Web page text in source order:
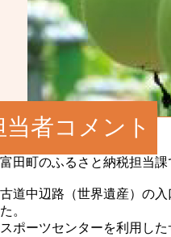
当者コメント
田町のふるさと納税担当課
古道中辺路（世界遺産）の
。
ポーツセンターを利用し